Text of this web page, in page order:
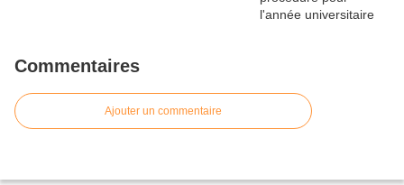
Commentaires
Ajouter un commentaire